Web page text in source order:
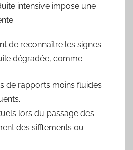
intensive impose une
de reconnaître les signes
dégradée, comme :
de rapports moins fluides
lors du passage des
des sifflements ou